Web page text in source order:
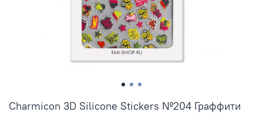
Charmicon 3D Silicone Stickers №204 Граффити